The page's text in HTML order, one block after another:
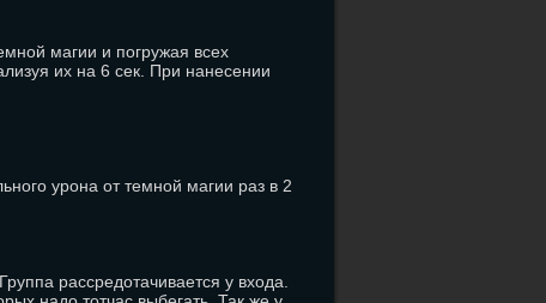
магии и погружая всех
их на 6 сек. При нанесении
урона от темной магии раз в 2
рассредотачивается у входа.